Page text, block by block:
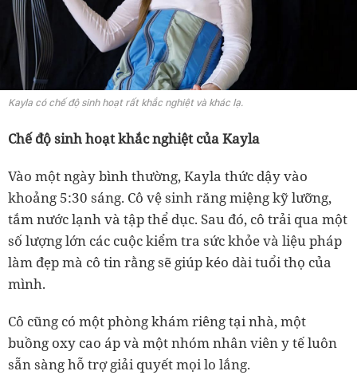
Kayla có chế độ sinh hoạt rất khắc nghiệt và khác lạ.
Chế độ sinh hoạt khắc nghiệt của Kayla
Vào một ngày bình thường, Kayla thức dậy vào
khoảng 5:30 sáng. Cô vệ sinh răng miệng kỹ lưỡng,
tắm nước lạnh và tập thể dục. Sau đó, cô trải qua một
số lượng lớn các cuộc kiểm tra sức khỏe và liệu pháp
làm đẹp mà cô tin rằng sẽ giúp kéo dài tuổi thọ của
mình.
Cô cũng có một phòng khám riêng tại nhà, một
buồng oxy cao áp và một nhóm nhân viên y tế luôn
sẵn sàng hỗ trợ giải quyết mọi lo lắng.